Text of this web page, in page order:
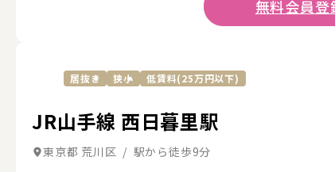
無料会員
居抜き 狭小 低賃料(25万円以下)
JR山手線 西日暮里駅
東京都 荒川区 / 駅から徒歩9分